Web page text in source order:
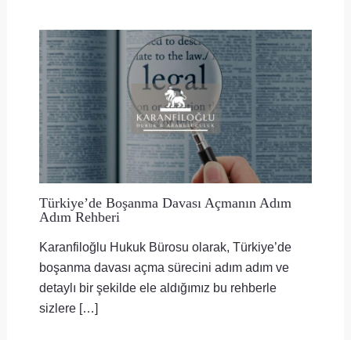
Türkiye’de Boşanma Davası Açmanın Adım
Adım Rehberi
Karanfiloğlu Hukuk Bürosu olarak, Türkiye’de
boşanma davası açma sürecini adım adım ve
detaylı bir şekilde ele aldığımız bu rehberle
sizlere […]